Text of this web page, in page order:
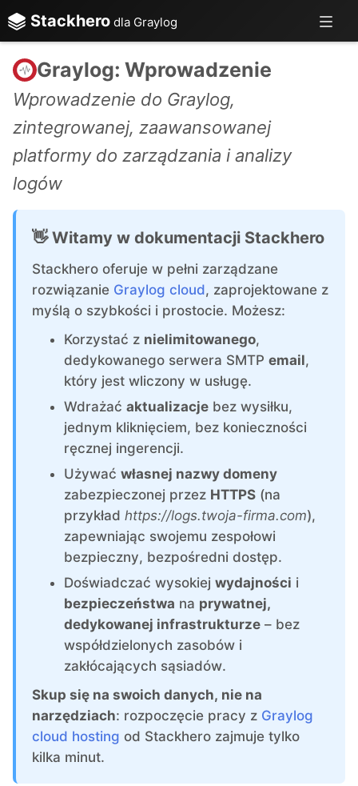
Stackhero dla Graylog
ChatWoot
ClickHouse
Code-Hero
Directus
Docker
Elasticsearch
GitLab
GitLab Runner
Grafana
Graylog: Wprowadzenie
Wprowadzenie do Graylog,
zintegrowanej, zaawansowanej
platformy do zarządzania i analizy
logów
👋 Witamy w dokumentacji Stackhero
Stackhero oferuje w pełni zarządzane
rozwiązanie Graylog cloud, zaprojektowane z
myślą o szybkości i prostocie. Możesz:
Korzystać z nielimitowanego,
dedykowanego serwera SMTP email,
który jest wliczony w usługę.
Wdrażać aktualizacje bez wysiłku,
jednym kliknięciem, bez konieczności
ręcznej ingerencji.
Używać własnej nazwy domeny
zabezpieczonej przez HTTPS (na
przykład https://logs.twoja-firma.com),
zapewniając swojemu zespołowi
bezpieczny, bezpośredni dostęp.
Doświadczać wysokiej wydajności i
bezpieczeństwa na prywatnej,
dedykowanej infrastrukturze – bez
współdzielonych zasobów i
zakłócających sąsiadów.
Skup się na swoich danych, nie na
narzędziach: rozpoczęcie pracy z Graylog
cloud hosting od Stackhero zajmuje tylko
kilka minut.